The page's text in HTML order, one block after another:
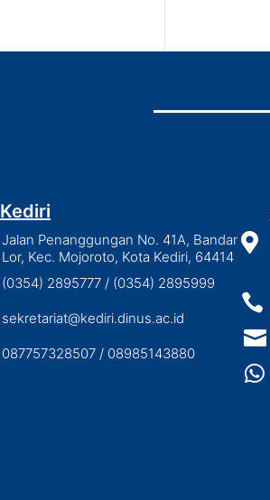
Kediri
Jalan Penanggungan No. 41A, Bandar
Lor, Kec. Mojoroto, Kota Kediri, 64414
(0354) 2895777 / (0354) 2895999
sekretariat@kediri.dinus.ac.id
087757328507 / 08985143880



